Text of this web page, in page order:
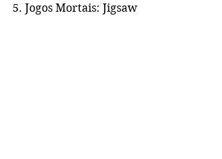
5. Jogos Mortais: Jigsaw